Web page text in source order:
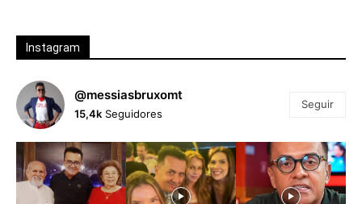
Instagram
@messiasbruxomt
15,4k Seguidores
Seguir